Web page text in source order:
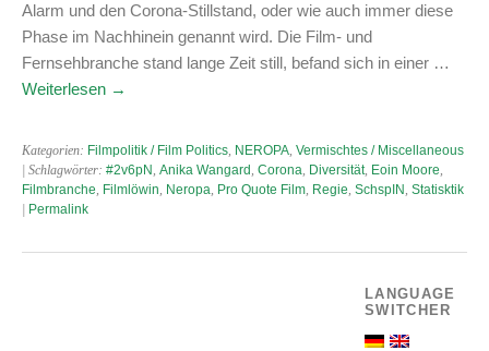
Alarm und den Corona-Stillstand, oder wie auch immer diese
Phase im Nachhinein genannt wird. Die Film- und
Fernsehbranche stand lange Zeit still, befand sich in einer …
Weiterlesen →
Kategorien: Filmpolitik / Film Politics, NEROPA, Vermischtes / Miscellaneous
| Schlagwörter: #2v6pN , Anika Wangard , Corona, Diversität, Eoin Moore,
Filmbranche, Filmlöwin, Neropa, Pro Quote Film, Regie, SchspIN , Statisktik
Permalink
LANGUAGE
SWITCHER